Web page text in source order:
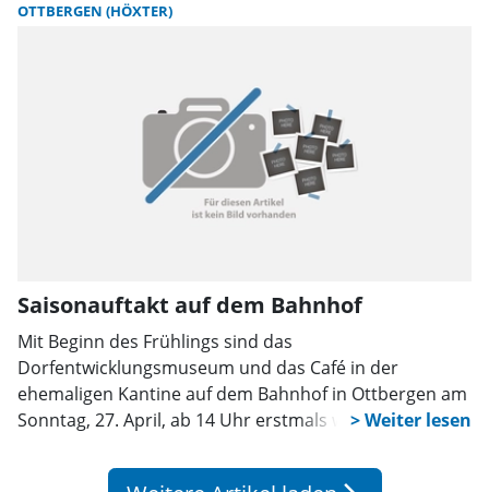
OTTBERGEN (HÖXTER)
Saisonauftakt auf dem Bahnhof
Mit Beginn des Frühlings sind das
Dorfentwicklungsmuseum und das Café in der
ehemaligen Kantine auf dem Bahnhof in Ottbergen am
Sonntag, 27. April, ab 14 Uhr erstmals wieder geöffnet.